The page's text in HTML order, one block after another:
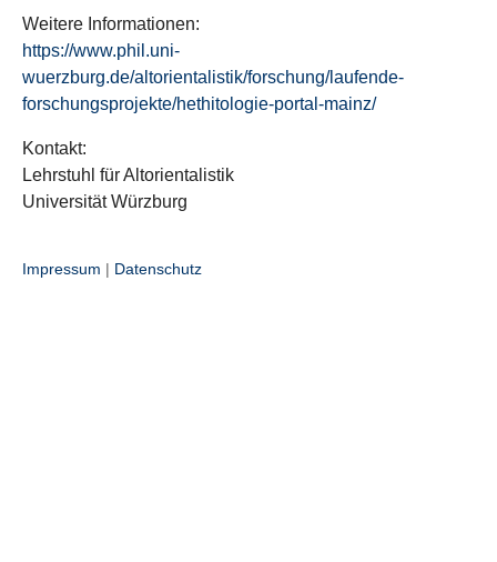
Weitere Informationen:
https://www.phil.uni-
wuerzburg.de/altorientalistik/forschung/laufende-
forschungsprojekte/hethitologie-portal-mainz/
Kontakt:
Lehrstuhl für Altorientalistik
Universität Würzburg
Impressum | Datenschutz